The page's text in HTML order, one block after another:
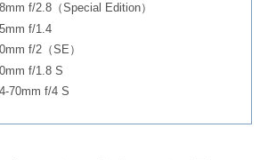
f/2.8（Special Edition）
f/1.4
f/2（SE）
f/1.8 S
70mm f/4 S